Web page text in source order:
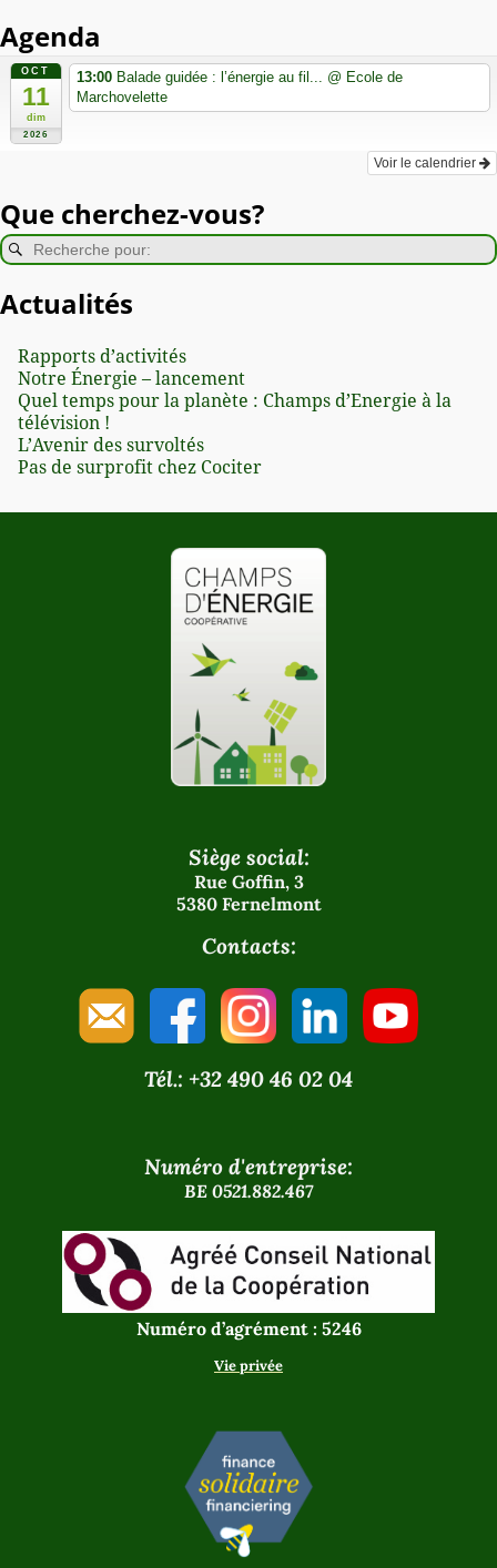
Agenda
OCT
11
dim
2026
13:00 Balade guidée : l’énergie au fil... @ Ecole de
Marchovelette
Voir le calendrier
Que cherchez-vous?
Actualités
Rapports d’activités
Notre Énergie – lancement
Quel temps pour la planète : Champs d’Energie à la
télévision !
L’Avenir des survoltés
Pas de surprofit chez Cociter
Siège social:
Rue Goffin, 3
5380 Fernelmont
Contacts:
Tél.: +32 490 46 02 04
Numéro d'entreprise:
BE 0521.882.467
Numéro d’agrément : 5246
Vie privée